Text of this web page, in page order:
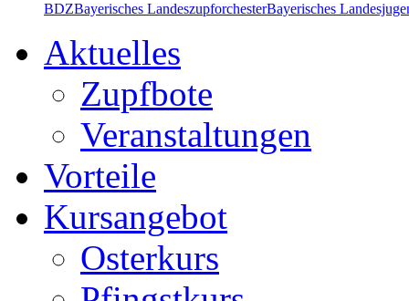
BDZBayerisches Landes­zupforchesterBayerisches
Aktuelles
Zupfbote
Veranstaltungen
Vorteile
Kursangebot
Osterkurs